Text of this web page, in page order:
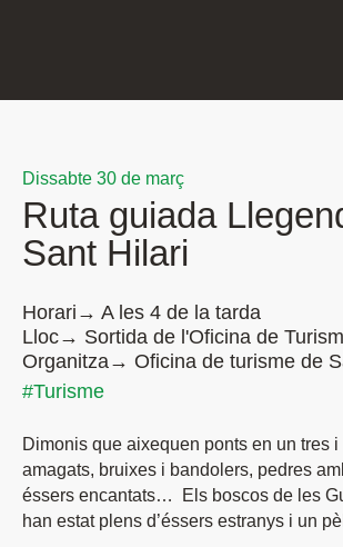
Dissabte 30 de març
Ruta guiada
Sant Hilari
Horari→ A les 4 de la tarda
Lloc→ Sortida de l'Oficina de
Organitza→ Oficina de turisme de
#Turisme
Dimonis que aixequen ponts en un tres i
amagats, bruixes i bandolers, pedres
éssers encantats… Els boscos de les
han estat plens d’éssers estranys i un